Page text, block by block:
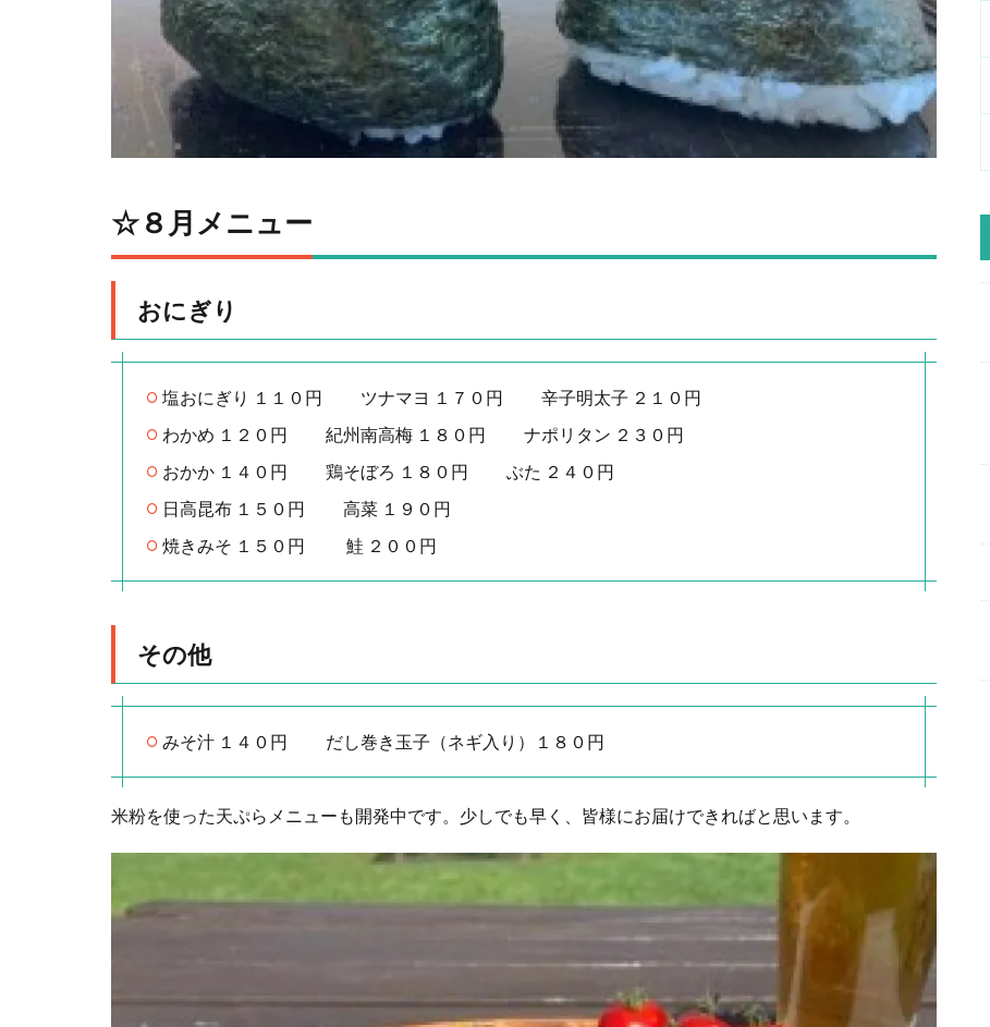
☆８月メニュー
おにぎり
塩おにぎり １１０円 ツナマヨ １７０円 ⾟⼦明太⼦ ２１０円
わかめ １２０円 紀州南⾼梅 １８０円 ナポリタン ２３０円
おかか １４０円 鶏そぼろ １８０円 ぶた ２４０円
⽇⾼昆布 １５０円 ⾼菜 １９０円
焼きみそ １５０円 鮭 ２００円
その他
みそ汁 １４０円 だし巻き⽟⼦（ネギ⼊り）１８０円
⽶粉を使った天ぷらメニューも開発中です。少しでも早く、皆様にお届けできればと思います。